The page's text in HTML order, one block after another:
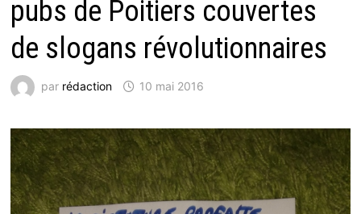
pubs de Poitiers couvertes
de slogans révolutionnaires
par rédaction 10 mai 2016